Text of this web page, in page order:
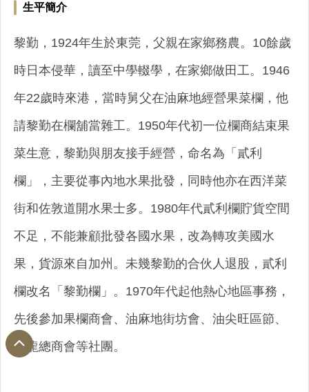
生平簡介
黎勤，1924年生於東莞，父親在家鄉務農。10餘歲
時日本侵華，讀至中學輟學，在家鄉做田工。1946
年22歲時來港，當時舅父在油麻地經營果菜欄，他
請黎勤在欄舖當雜工。1950年代初一位欄商結束果
菜生意，黎勤與朋友接手經營，命名為「貳利
欄」，主要從事內地水果批發，同時他亦在西洋菜
街和佐敦道開水果士多。1980年代貳利欄貯貨空間
不足，不能兼顧批發各國水果，改為轉攻美國水
果，貨源來自加州。未幾黎勤的合伙人退股，貳利
欄改名「黎勤欄」。1970年代起他熱心地區事務，
先後參加果欄商會、油麻地街坊會、油尖旺區節、
九龍總商會等社團。